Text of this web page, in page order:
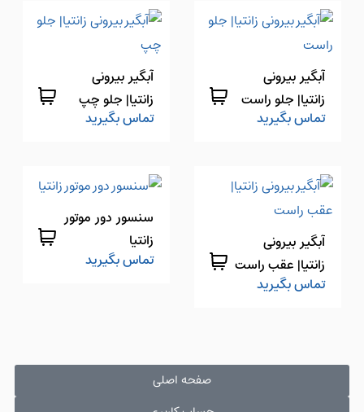
آبگیر بیرونی
زانتیا| جلو راست
تماس بگیرید
آبگیر بیرونی
زانتیا| جلو چپ
تماس بگیرید
آبگیر بیرونی
زانتیا| عقب راست
تماس بگیرید
سنسور دور موتور
زانتیا
تماس بگیرید
صفحه اصلی